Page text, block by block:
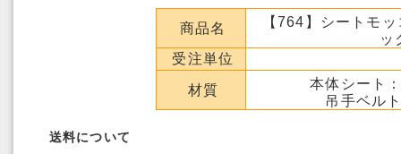
商品名
【764】シートモ
ッ
受注単位
材質
本体シート
吊手ベル
送料について